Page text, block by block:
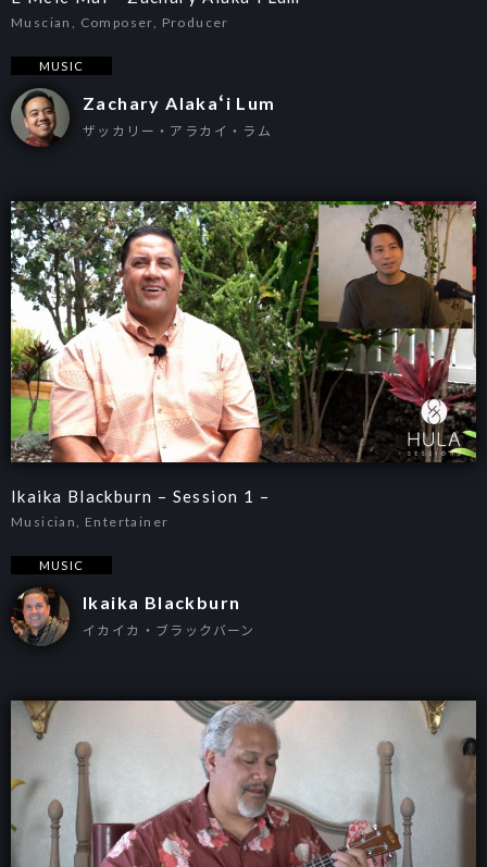
Muscian, Composer, Producer
MUSIC
Zachary Alakaʻi Lum
ザッカリー・アラカイ・ラム
Ikaika Blackburn – Session 1 –
Musician, Entertainer
MUSIC
Ikaika Blackburn
イカイカ・ブラックバーン